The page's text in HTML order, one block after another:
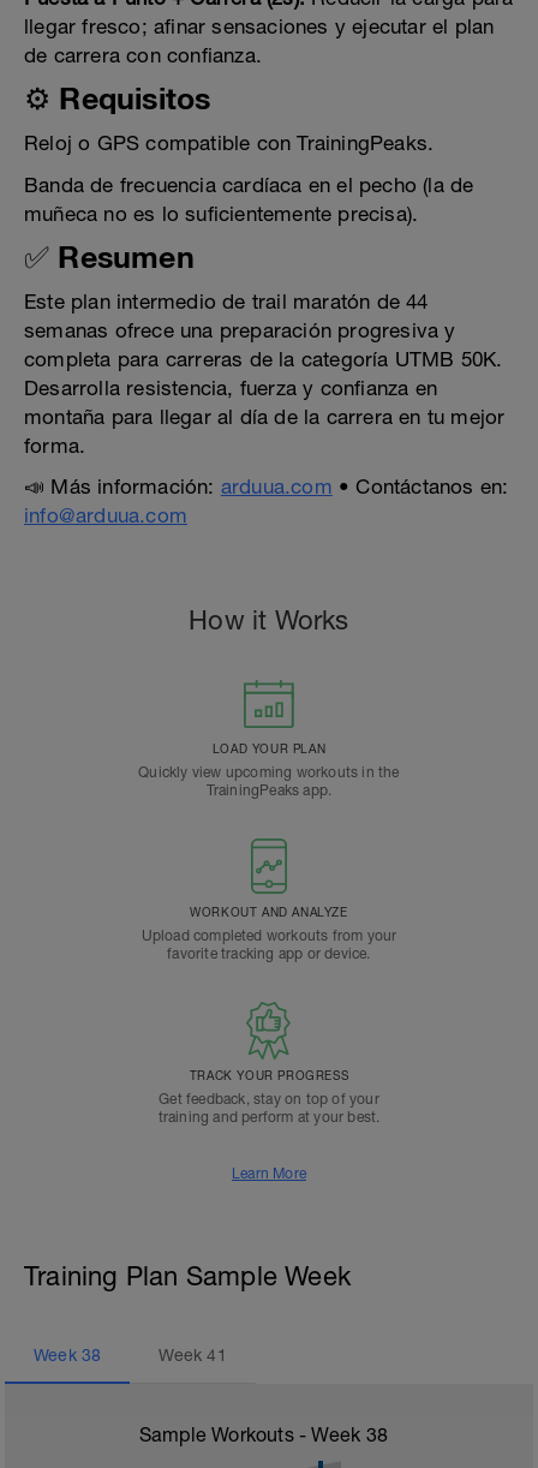
llegar fresco; afinar sensaciones y ejecutar el plan
de carrera con confianza.
⚙️ Requisitos
Reloj o GPS compatible con TrainingPeaks.
Banda de frecuencia cardíaca en el pecho (la de
muñeca no es lo suficientemente precisa).
✅ Resumen
Este plan intermedio de trail maratón de 44
semanas ofrece una preparación progresiva y
completa para carreras de la categoría UTMB 50K.
Desarrolla resistencia, fuerza y confianza en
montaña para llegar al día de la carrera en tu mejor
forma.
📣 Más información: arduua.com • Contáctanos en:
info@arduua.com
How it Works
LOAD YOUR PLAN
Quickly view upcoming workouts in the
TrainingPeaks app.
WORKOUT AND ANALYZE
Upload completed workouts from your
favorite tracking app or device.
TRACK YOUR PROGRESS
Get feedback, stay on top of your
training and perform at your best.
Learn More
Training Plan Sample Week
Week 38 Week41
Sample Workouts - Week 38